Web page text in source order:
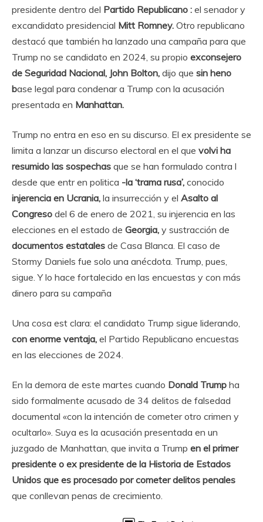
presidente dentro del Partido Republicano : el senador y
excandidato presidencial Mitt Romney. Otro republicano
destacó que también ha lanzado una campaña para que
Trump no se candidato en 2024, su propio exconsejero
de Seguridad Nacional, John Bolton, dijo que sin heno
base legal para condenar a Trump con la acusación
presentada en Manhattan.
Trump no entra en eso en su discurso. El ex presidente se
limita a lanzar un discurso electoral en el que volvi ha
resumido las sospechas que se han formulado contra l
desde que entr en politica -la ‘trama rusa’, conocido
injerencia en Ucrania, la insurrección y el Asalto al
Congreso del 6 de enero de 2021, su injerencia en las
elecciones en el estado de Georgia, y sustracción de
documentos estatales de Casa Blanca. El caso de
Stormy Daniels fue solo una anécdota. Trump, pues,
sigue. Y lo hace fortalecido en las encuestas y con más
dinero para su campaña
Una cosa est clara: el candidato Trump sigue liderando,
con enorme ventaja, el Partido Republicano encuestas
en las elecciones de 2024.
En la demora de este martes cuando Donald Trump ha
sido formalmente acusado de 34 delitos de falsedad
documental «con la intención de cometer otro crimen y
ocultarlo». Suya es la acusación presentada en un
juzgado de Manhattan, que invita a Trump en el primer
presidente o ex presidente de la Historia de Estados
Unidos que es procesado por cometer delitos penales
que conllevan penas de crecimiento.